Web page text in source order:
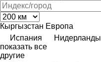
Кыргызстан Европа
Испания
Нидерланды
показать все
другие